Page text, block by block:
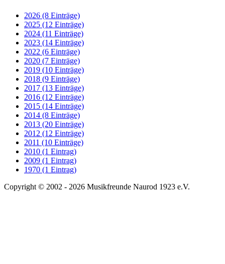
2026 (8 Einträge)
2025 (12 Einträge)
2024 (11 Einträge)
2023 (14 Einträge)
2022 (6 Einträge)
2020 (7 Einträge)
2019 (10 Einträge)
2018 (9 Einträge)
2017 (13 Einträge)
2016 (12 Einträge)
2015 (14 Einträge)
2014 (8 Einträge)
2013 (20 Einträge)
2012 (12 Einträge)
2011 (10 Einträge)
2010 (1 Eintrag)
2009 (1 Eintrag)
1970 (1 Eintrag)
Copyright © 2002 - 2026 Musikfreunde Naurod 1923 e.V.